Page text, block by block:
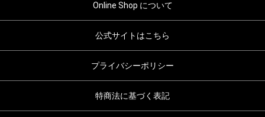
Online Shop について
公式サイトはこちら
プライバシーポリシー
特商法に基づく表記